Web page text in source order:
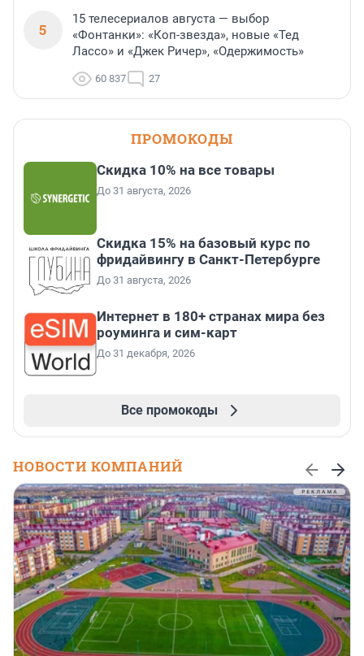
5
15 телесериалов августа — выбор
«Фонтанки»: «Коп-звезда», новые «Тед
Лассо» и «Джек Ричер», «Одержимость»
60 837 27
ПРОМОКОДЫ
Скидка 10% на все товары
До 31 августа, 2026
Скидка 15% на базовый курс по
фридайвингу в Санкт-Петербурге
До 31 августа, 2026
Интернет в 180+ странах мира без
роуминга и сим-карт
До 31 декабря, 2026
Все промокоды
НОВОСТИ КОМПАНИЙ